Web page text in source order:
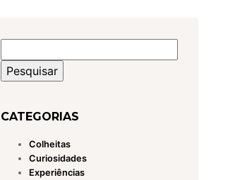
por:
CATEGORIAS
Colheitas
Curiosidades
Experiências